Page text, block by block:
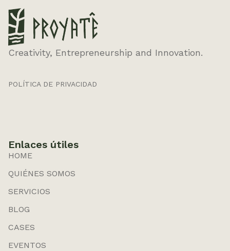
Creativity, Entrepreneurship and Innovation.
POLÍTICA DE PRIVACIDAD
Enlaces útiles
HOME
QUIÉNES SOMOS
SERVICIOS
BLOG
CASES
EVENTOS